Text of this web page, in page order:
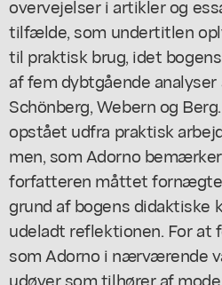
overvejelser i artikler og
tilfælde, som undertitlen
til praktisk brug, idet
af fem dybtgående
Schönberg, Webern og
opstået udfra praktisk
men, som Adorno
forfatteren måttet fornægte
grund af bogens didaktiske
udeladt reflektionen. For at
som Adorno i nærværende
udøver som tilhører af